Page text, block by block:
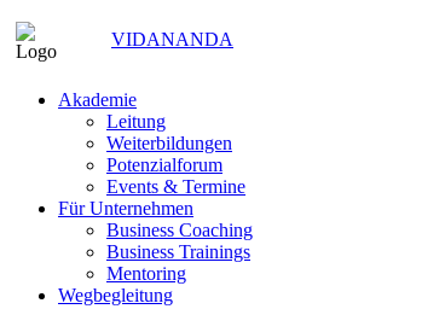
VIDANANDA
Akademie
Leitung
Weiterbildungen
Potenzialforum
Events & Termine
Für Unternehmen
Business Coaching
Business Trainings
Mentoring
Wegbegleitung